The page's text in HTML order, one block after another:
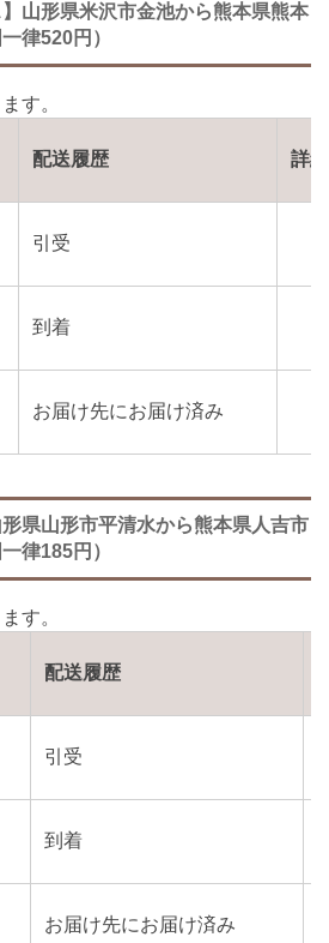
】山形県米沢市金池から熊本県熊本
律520円）
配送履歴 詳細
引受
到着
お届け先にお届け済み
形県山形市平清水から熊本県人吉市
律185円）
配送履歴
引受
到着
お届け先にお届け済み